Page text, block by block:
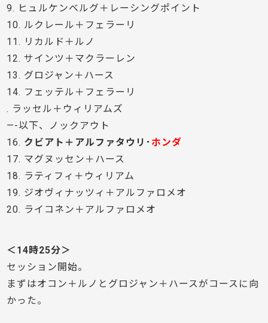
9. ヒュルケンベルグ＋レーシングポイント
10. ルクレール＋フェラーリ
11. リカルド＋ルノ
12. サインツ＋マクラーレン
13. グロジャン＋ハース
14. フェッテル＋フェラーリ
. ラッセル＋ウィリアムズ
—-以下、ノックアウト
16. クビアト＋アルファタウリ･ ホンダ
17. マグヌッセン＋ハース
18. ラティフィ＋ウィリアム
19. ジオヴィナッツィ＋アルファロメオ
20. ライコネン＋アルファロメオ
＜14時25分＞
セッション開始。
まずはオコン＋ルノとグロジャン＋ハースがコースに向
かった。